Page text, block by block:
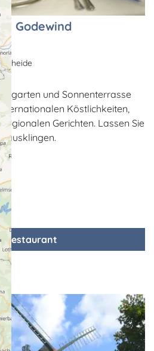
Godewind
und Sonnenterrasse
Köstlichkeiten,
Gerichten. Lassen Sie
ausklingen.
Restaurant